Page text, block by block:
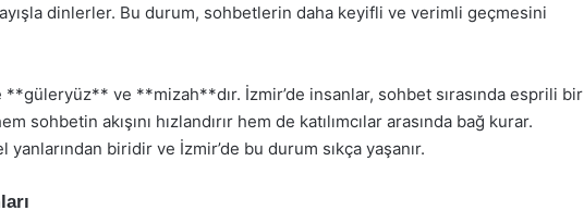
dinlerler. Bu durum, sohbetlerin daha keyifli ve verimli geçmesini
ve **mizah**dır. İzmir’de insanlar, sohbet sırasında esprili bir
sohbetin akışını hızlandırır hem de katılımcılar arasında bağ kurar.
biridir ve İzmir’de bu durum sıkça yaşanır.